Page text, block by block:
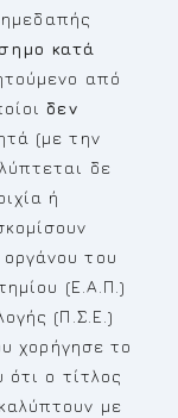
κατά
από
δεν
(με την
δε
ή
του
(Ε.Α.Π.)
(Π.Σ.Ε.)
χορήγησε το
ο τίτλος
με